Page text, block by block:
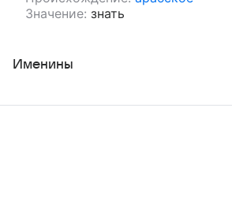
Значение: знать
Именины